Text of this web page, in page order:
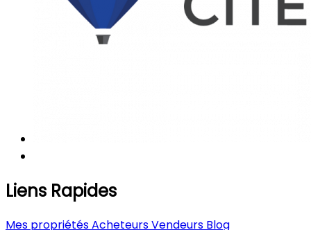
Liens Rapides
Mes propriétésAcheteursVendeurs Blog